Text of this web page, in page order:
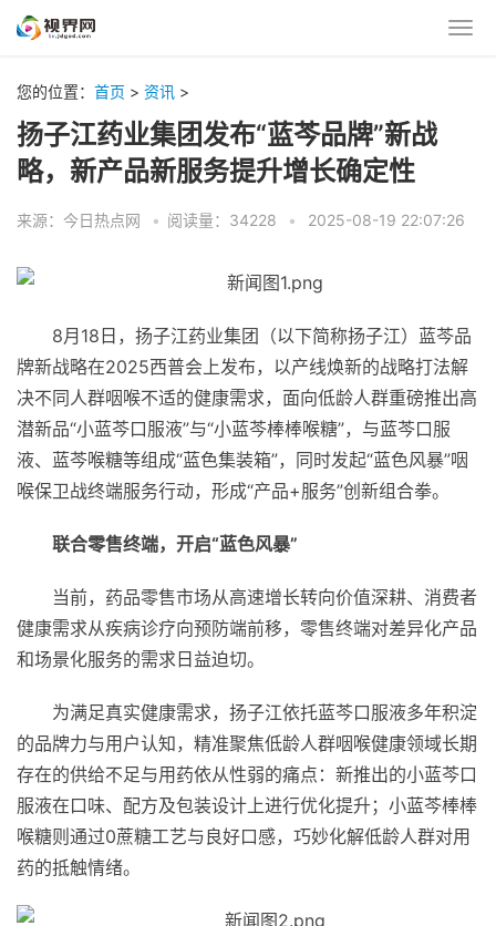
您的位置： 首页 > 资讯 >
扬子江药业集团发布“蓝芩品牌”新战
略，新产品新服务提升增长确定性
来源：今日热点网 • 阅读量：34228 • 2025-08-19 22:07:26
8月18日，扬子江药业集团（以下简称扬子江）蓝芩品
牌新战略在2025西普会上发布，以产线焕新的战略打法解
决不同人群咽喉不适的健康需求，面向低龄人群重磅推出高
潜新品“小蓝芩口服液”与“小蓝芩棒棒喉糖”，与蓝芩口服
液、蓝芩喉糖等组成“蓝色集装箱”，同时发起“蓝色风暴”咽
喉保卫战终端服务行动，形成“产品+服务”创新组合拳。
联合零售终端，开启“蓝色风暴”
当前，药品零售市场从高速增长转向价值深耕、消费者
健康需求从疾病诊疗向预防端前移，零售终端对差异化产品
和场景化服务的需求日益迫切。
为满足真实健康需求，扬子江依托蓝芩口服液多年积淀
的品牌力与用户认知，精准聚焦低龄人群咽喉健康领域长期
存在的供给不足与用药依从性弱的痛点：新推出的小蓝芩口
服液在口味、配方及包装设计上进行优化提升；小蓝芩棒棒
喉糖则通过0蔗糖工艺与良好口感，巧妙化解低龄人群对用
药的抵触情绪。